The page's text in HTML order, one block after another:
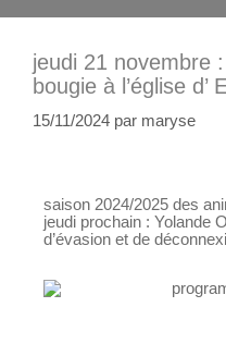
jeudi 21 novembre
bougie à l’église d’
15/11/2024 par maryse
saison 2024/2025 des
jeudi prochain : Yolande
d’évasion et de